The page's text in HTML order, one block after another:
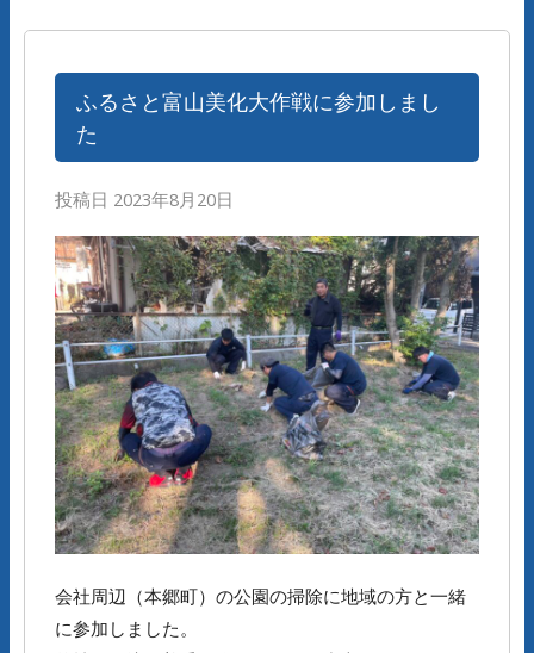
ふるさと富山美化大作戦に参加しまし
た
投稿日 2023年8月20日
会社周辺（本郷町）の公園の掃除に地域の方と一緒
に参加しました。